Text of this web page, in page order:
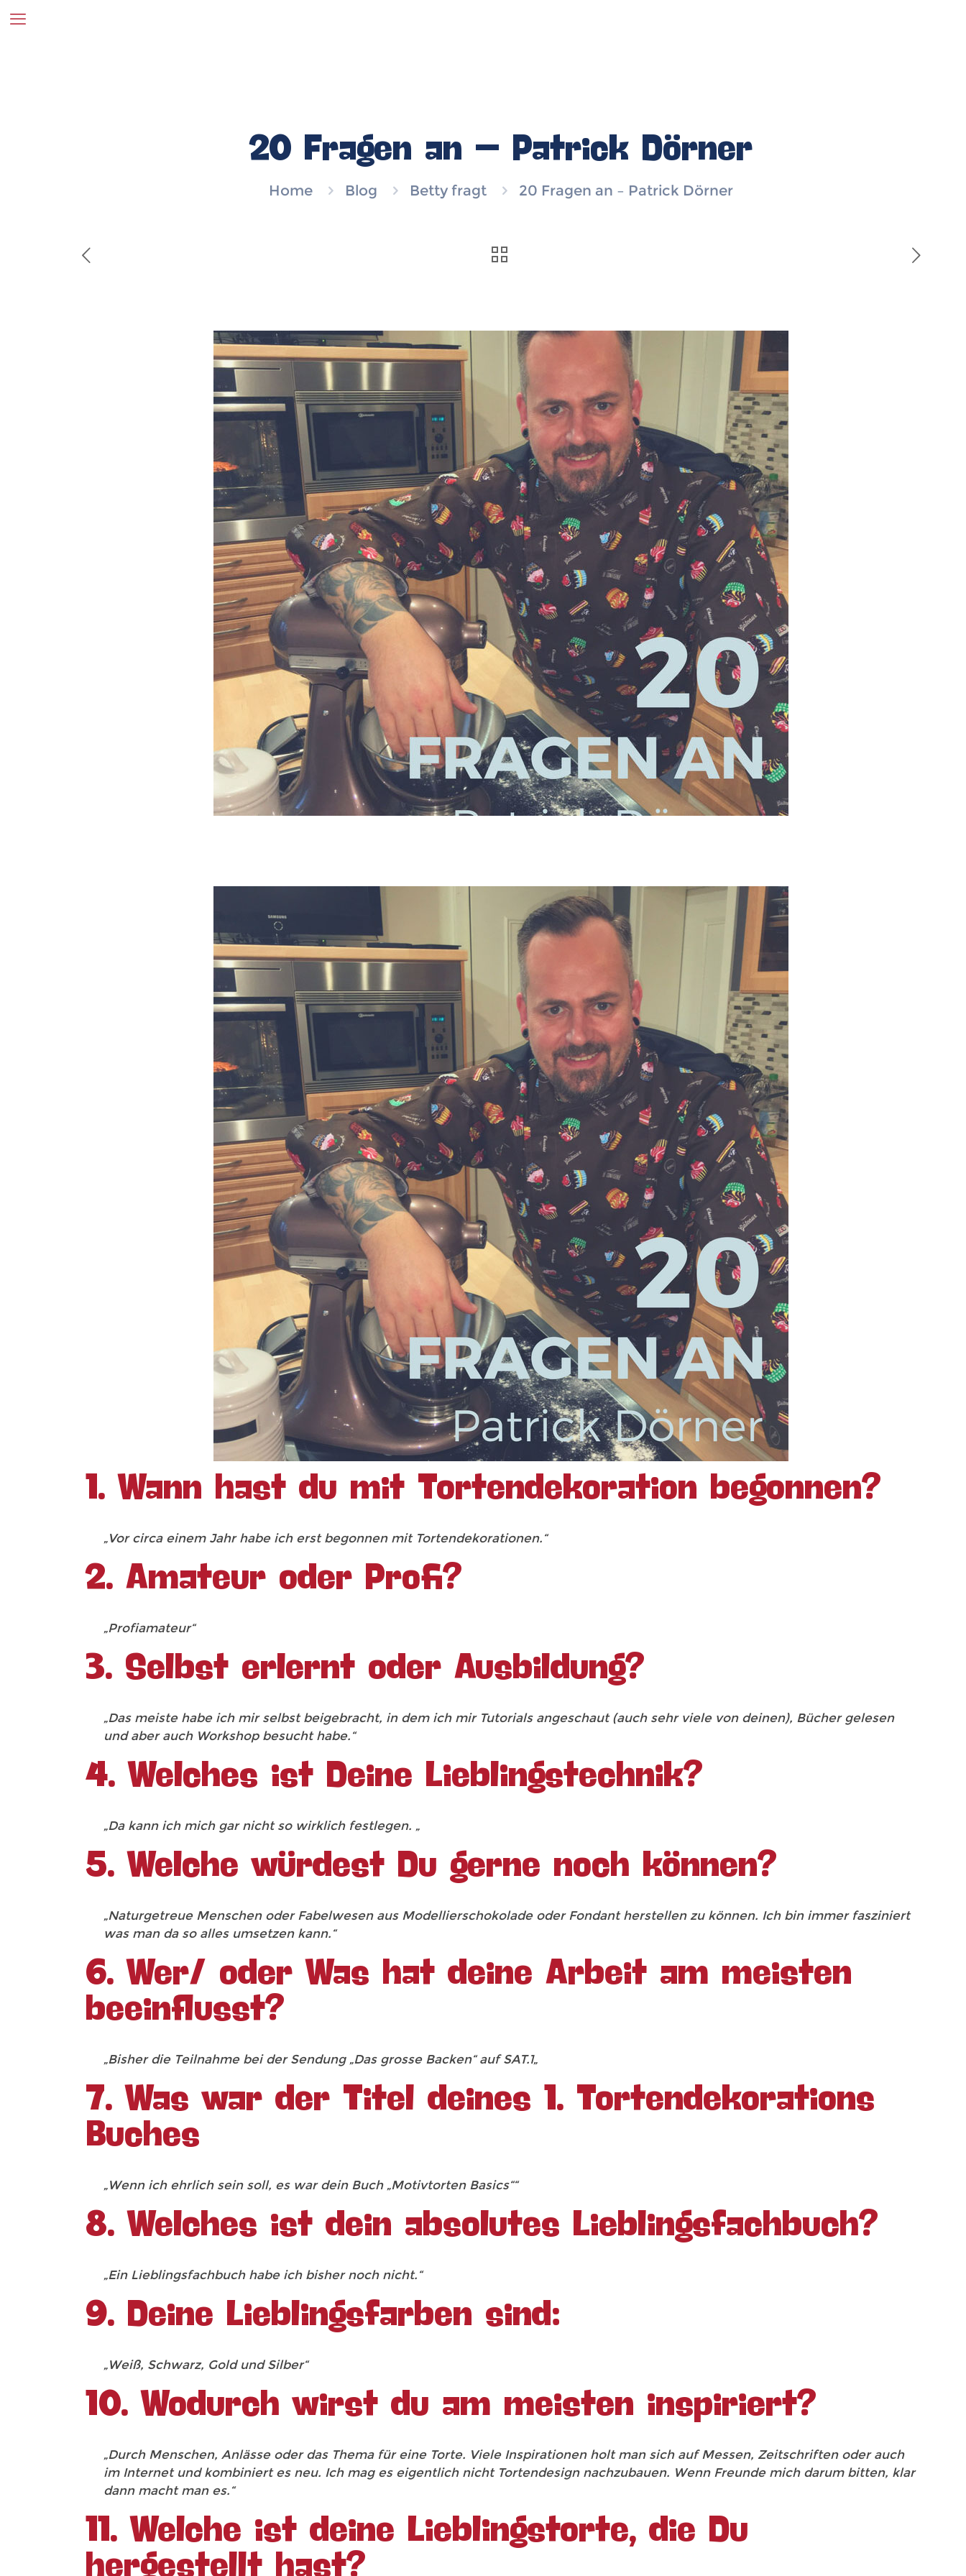
20 Fragen an – Patrick Dörner
Home Blog Betty fragt 20 Fragen an – Patrick Dörner
1. Wann hast du mit Tortendekoration begonnen?
„Vor circa einem Jahr habe ich erst begonnen mit Tortendekorationen.“
2. Amateur oder Profi?
„Profiamateur“
3. Selbst erlernt oder Ausbildung?
„Das meiste habe ich mir selbst beigebracht, in dem ich mir Tutorials angeschaut (auch sehr viele von deinen), Bücher gelesen
und aber auch Workshop besucht habe.“
4. Welches ist Deine Lieblingstechnik?
„Da kann ich mich gar nicht so wirklich festlegen. „
5. Welche würdest Du gerne noch können?
„Naturgetreue Menschen oder Fabelwesen aus Modellierschokolade oder Fondant herstellen zu können. Ich bin immer fasziniert
was man da so alles umsetzen kann.“
6. Wer/ oder Was hat deine Arbeit am meisten
beeinflusst?
„Bisher die Teilnahme bei der Sendung „Das grosse Backen“ auf SAT.1„
7. Was war der Titel deines 1. Tortendekorations
Buches
„Wenn ich ehrlich sein soll, es war dein Buch „Motivtorten Basics““
8. Welches ist dein absolutes Lieblingsfachbuch?
„Ein Lieblingsfachbuch habe ich bisher noch nicht.“
9. Deine Lieblingsfarben sind:
„Weiß, Schwarz, Gold und Silber“
10. Wodurch wirst du am meisten inspiriert?
„Durch Menschen, Anlässe oder das Thema für eine Torte. Viele Inspirationen holt man sich auf Messen, Zeitschriften oder auch
im Internet und kombiniert es neu. Ich mag es eigentlich nicht Tortendesign nachzubauen. Wenn Freunde mich darum bitten, klar
dann macht man es.“
11. Welche ist deine Lieblingstorte, die Du
hergestellt hast?